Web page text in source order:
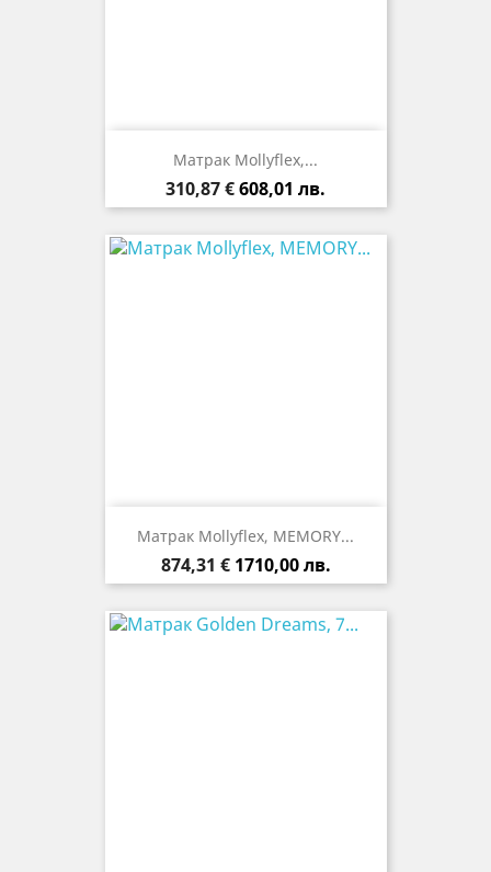
Mатрак Mollyflex,...
Цена
310,87 €608,01 лв.
Mатрак Mollyflex, MEMORY...
Цена
874,31 € 1710,00 лв.